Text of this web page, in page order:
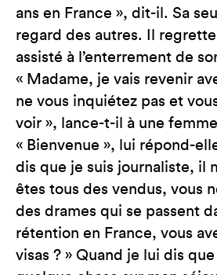
ans en France », dit-il. Sa
regard des autres. Il
assisté à l’enterrement de
« Madame, je vais revenir
ne vous inquiétez pas et
voir », lance-t-il à une
« Bienvenue », lui répond-
dis que je suis journaliste, il
êtes tous des vendus, vous
des drames qui se passent
rétention en France, vous
visas ? » Quand je lui dis